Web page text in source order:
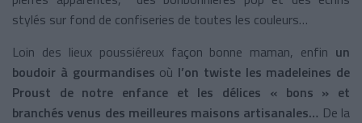
stylés sur fond de confiseries de toutes les couleurs…
Loin des lieux poussiéreux façon bonne maman, enfin un
boudoir à gourmandises où l’on twiste les madeleines de
Proust de notre enfance et les délices « bons » et
branchés venus des meilleures maisons artisanales… De la